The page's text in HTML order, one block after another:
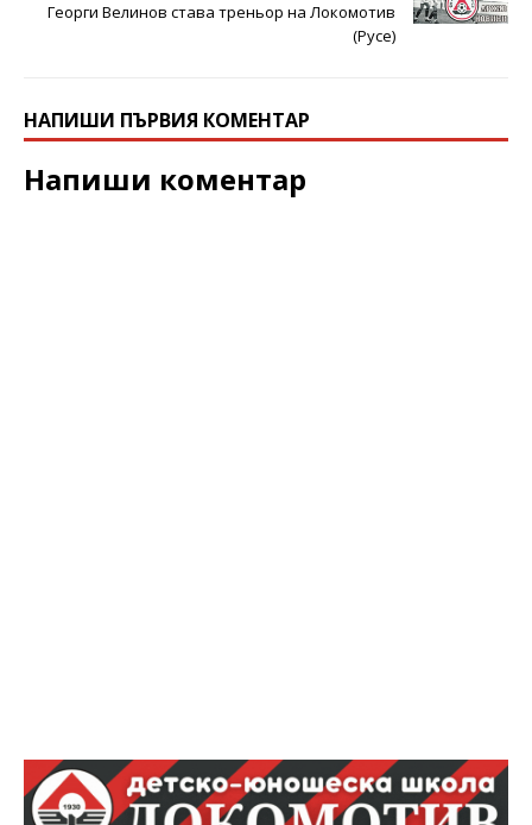
Георги Велинов става треньор на Локомотив
(Русе)
НАПИШИ ПЪРВИЯ КОМЕНТАР
Напиши коментар